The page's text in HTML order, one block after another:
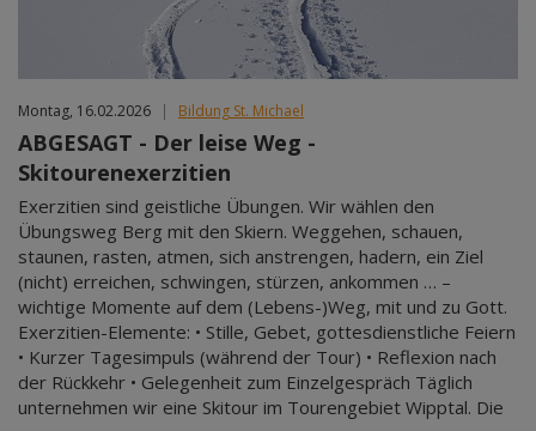
Montag, 16.02.2026 | Bildung St. Michael
ABGESAGT - Der leise Weg -
Skitourenexerzitien
Exerzitien sind geistliche Übungen. Wir wählen den
Übungsweg Berg mit den Skiern. Weggehen, schauen,
staunen, rasten, atmen, sich anstrengen, hadern, ein Ziel
(nicht) erreichen, schwingen, stürzen, ankommen … –
wichtige Momente auf dem (Lebens-)Weg, mit und zu Gott.
Exerzitien-Elemente: • Stille, Gebet, gottesdienstliche Feiern
• Kurzer Tagesimpuls (während der Tour) • Reflexion nach
der Rückkehr • Gelegenheit zum Einzelgespräch Täglich
unternehmen wir eine Skitour im Tourengebiet Wipptal. Die